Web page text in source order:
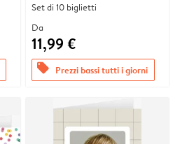
Set di 10 biglietti
Da
11,99 €
offers Prezzi bassi tutti i giorni